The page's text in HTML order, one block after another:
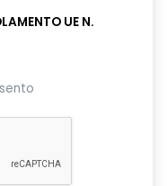
Auto-Hold
UE N.